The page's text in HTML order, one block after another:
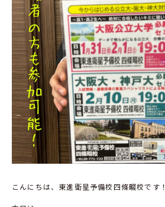
こんにちは、東進衛星予備校四條畷校です！